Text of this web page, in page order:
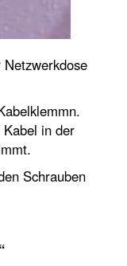
in der
Schrauben